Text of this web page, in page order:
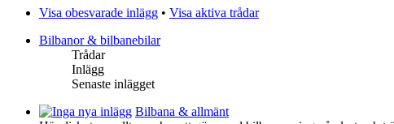
Visa obesvarade inlägg • Visa aktiva trådar
Bilbanor & bilbanebilar
Trådar
Inlägg
Senaste inlägget
Bilbana & allmänt